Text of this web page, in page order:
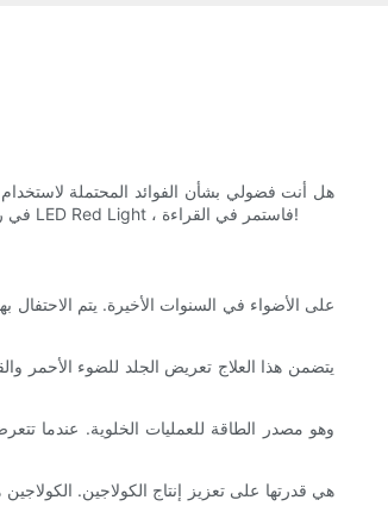
هل أنت فضولي بشأن الفوائد المحتملة
الأحمر LED في روتينك اليومي واستكشاف الطرق التي يمكن أن تؤثر بها بشكل إيجابي على صحتك ورفاهيتك. لذلك ، إذا كنت ترغب في معرفة المزيد عن الفوائد المذهلة للعلاج LED Red Light ، فاستمر في القراءة!